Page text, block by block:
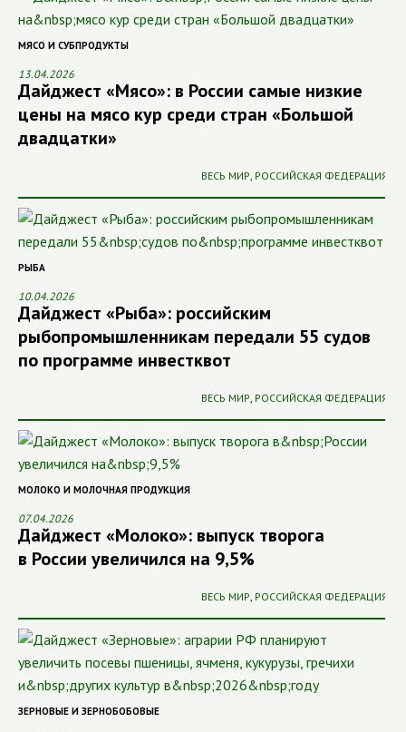
МЯСО И СУБПРОДУКТЫ
13.04.2026
Дайджест «Мясо»: в России самые низкие
цены на мясо кур среди стран «Большой
двадцатки»
ВЕСЬ МИР, РОССИЙСКАЯ ФЕДЕРАЦИЯ
РЫБА
10.04.2026
Дайджест «Рыба»: российским
рыбопромышленникам передали 55 судов
по программе инвестквот
ВЕСЬ МИР, РОССИЙСКАЯ ФЕДЕРАЦИЯ
МОЛОКО И МОЛОЧНАЯ ПРОДУКЦИЯ
07.04.2026
Дайджест «Молоко»: выпуск творога
в России увеличился на 9,5%
ВЕСЬ МИР, РОССИЙСКАЯ ФЕДЕРАЦИЯ
ЗЕРНОВЫЕ И ЗЕРНОБОБОВЫЕ